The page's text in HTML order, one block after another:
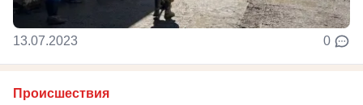
13.07.2023 0
Происшествия